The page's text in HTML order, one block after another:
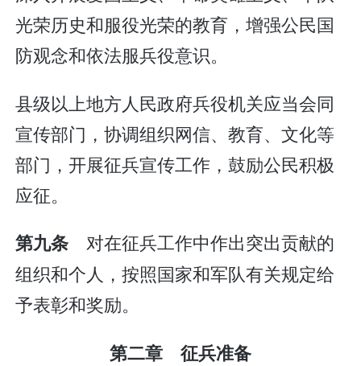
光荣历史和服役光荣的教育，增强公民国
防观念和依法服兵役意识。
县级以上地方人民政府兵役机关应当会同
宣传部门，协调组织网信、教育、文化等
部门，开展征兵宣传工作，鼓励公民积极
应征。
第九条 对在征兵工作中作出突出贡献的
组织和个人，按照国家和军队有关规定给
予表彰和奖励。
第二章 征兵准备